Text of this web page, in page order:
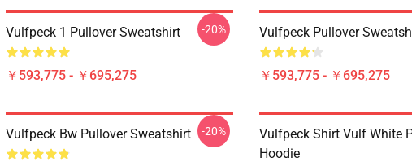
Vulfpeck 1 Pullover Sweatshirt
￥593,775 - ￥695,275
-20% Vulfpeck Pullover
￥593,775 - ￥695,275
Vulfpeck Bw Pullover Sweatshirt -20%
Vulfpeck Shirt Vulf White
Hoodie